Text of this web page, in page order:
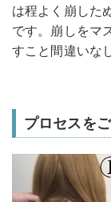
は程よく崩した
です。崩しをマ
すこと間違いな
プロセスを